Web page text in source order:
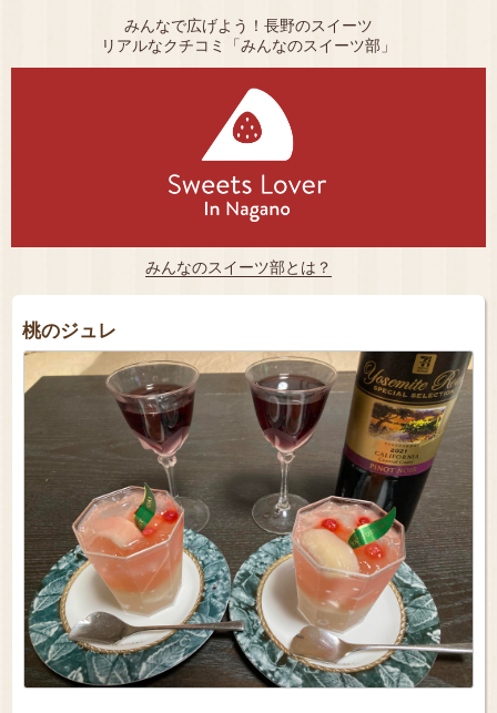
みんなで広げよう！長野のスイーツ
リアルなクチコミ「みんなのスイーツ部」
みんなのスイーツ部とは？
桃のジュレ